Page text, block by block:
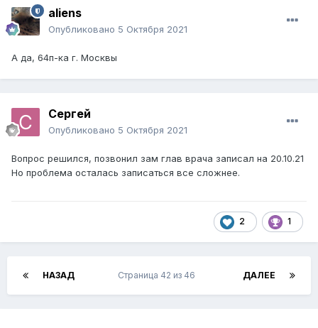
aliens
Опубликовано 5 Октября 2021
А да, 64п-ка г. Москвы
Cергей
Опубликовано 5 Октября 2021
Вопрос решился, позвонил зам глав врача записал на 20.10.21
Но проблема осталась записаться все сложнее.
2 1
НАЗАД ДАЛЕЕ
Страница 42 из 46